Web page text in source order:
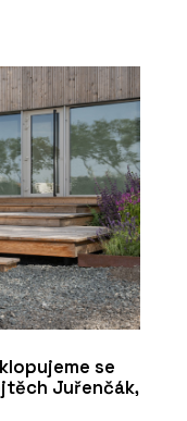
se
Juřenčák,